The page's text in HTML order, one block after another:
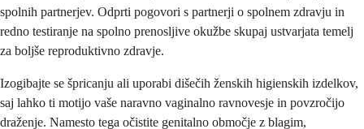
spolnih partnerjev. Odprti pogovori s partnerji o spolnem zdravju in
redno testiranje na spolno prenosljive okužbe skupaj ustvarjata temelj
za boljše reproduktivno zdravje.
Izogibajte se špricanju ali uporabi dišečih ženskih higienskih izdelkov,
saj lahko ti motijo ​​vaše naravno vaginalno ravnovesje in povzročijo
draženje. Namesto tega očistite genitalno območje z blagim,